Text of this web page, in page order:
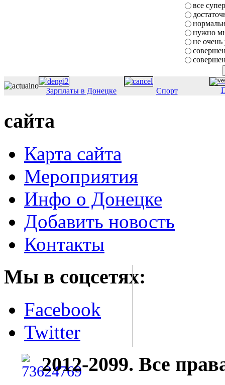
все супер
нужно
не очень
Зарплаты в Донецке Спорт
сайта
Карта сайта
Мероприятия
Инфо о Донецке
Добавить новость
Контакты
Мы в соцсетях:
Facebook
Twitter
2012-2099. Все